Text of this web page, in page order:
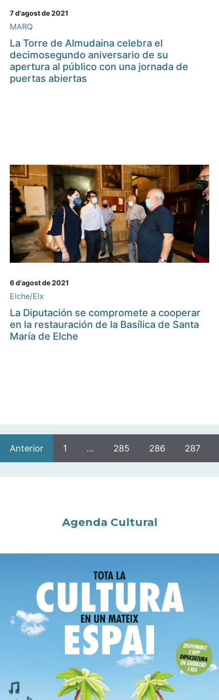
7 d'agost de 2021
MARQ
La Torre de Almudaina celebra el
decimosegundo aniversario de su
apertura al público con una jornada de
puertas abiertas
6 d'agost de 2021
Elche/Elx
La Diputación se compromete a cooperar
en la restauración de la Basílica de Santa
María de Elche
Anterior 1 … 285 286 287
Agenda Cultural